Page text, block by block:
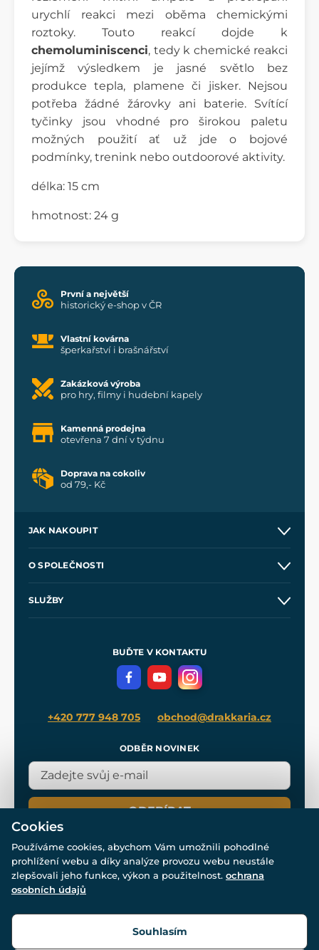
urychlí reakci mezi oběma chemickými
roztoky. Touto reakcí dojde k
chemoluminiscenci, tedy k chemické reakci
jejímž výsledkem je jasné světlo bez
produkce tepla, plamene či jisker. Nejsou
potřeba žádné žárovky ani baterie. Svítící
tyčinky jsou vhodné pro širokou paletu
možných použití ať už jde o bojové
podmínky, trenink nebo outdoorové aktivity.
délka: 15 cm
hmotnost: 24 g
První a největší
historický e-shop v ČR
Vlastní kovárna
šperkařství i brašnářství
Zakázková výroba
pro hry, filmy i hudební kapely
Kamenná prodejna
otevřena 7 dní v týdnu
Doprava na cokoliv
od 79,- Kč
JAK NAKOUPIT
Velkoobchod
O SPOLEČNOSTI
SLUŽBY
Meče pro Kingdom Come
BUĎTE V KONTAKTU
+420 777 948 705 obchod@drakkaria.cz
ODBĚR NOVINEK
ODEBÍRAT
© Všechna práva vyhrazena. www.drakkaria.cz 2007-2026.
Cookies
Používáme cookies, abychom Vám umožnili pohodlné
prohlížení webu a díky analýze provozu webu neustále
zlepšovali jeho funkce, výkon a použitelnost. ochrana
osobních údajů
Souhlasím